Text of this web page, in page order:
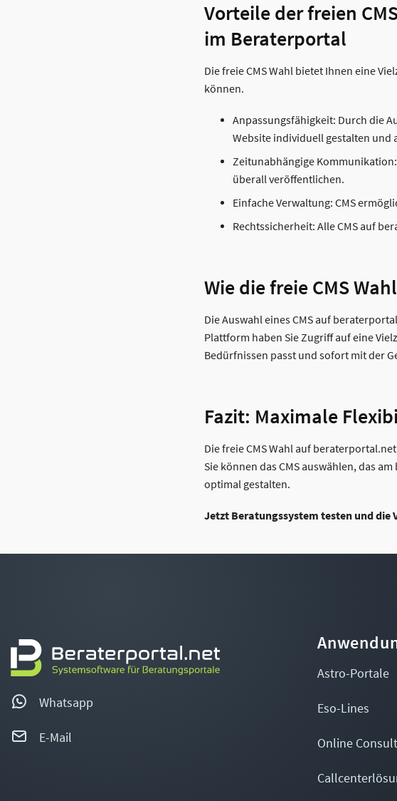
Vorteile der freien
im Beraterportal
Die freie CMS Wahl bietet Ihnen eine
können.
Anpassungsfähigkeit: Durch die
Website individuell gestalten und
Zeitunabhängige
überall veröffentlichen.
Einfache Verwaltung: CMS
Rechtssicherheit: Alle CMS auf
Wie die freie CMS
Die Auswahl eines CMS auf
Plattform haben Sie Zugriff auf eine
Bedürfnissen passt und sofort mit der
Fazit: Maximale
Die freie CMS Wahl auf
Sie können das CMS auswählen, das
optimal gestalten.
Jetzt Beratungssystem testen und die
Whatsapp
E-Mail
Astro-Portale
Eso-Lines
Online